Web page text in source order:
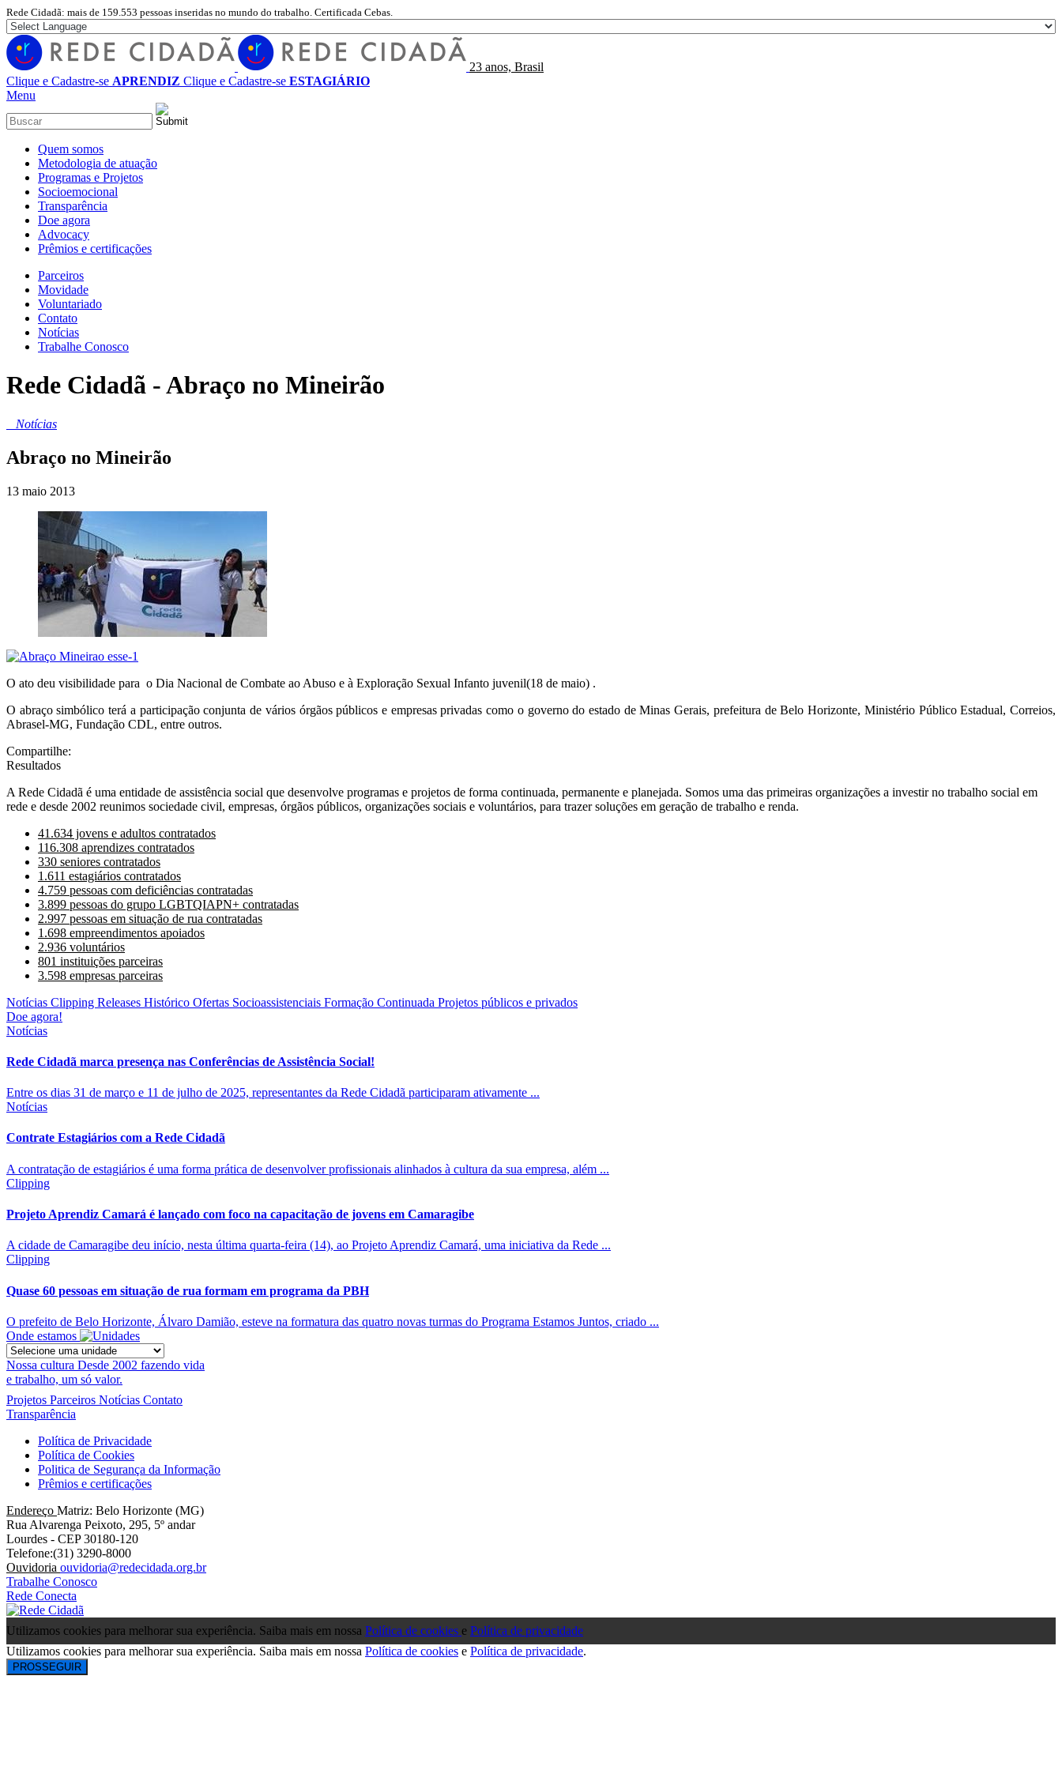
Rede Cidadã: mais de 159.553 pessoas inseridas no mundo do trabalho. Certificada Cebas.
23 anos, Brasil
Clique e Cadastre-se APRENDIZ Clique e Cadastre-se ESTAGIÁRIO
Menu
Quem somos
Metodologia de atuação
Programas e Projetos
Socioemocional
Transparência
Doe agora
Advocacy
Prêmios e certificações
Parceiros
Movidade
Voluntariado
Contato
Notícias
Trabalhe Conosco
Rede Cidadã - Abraço no Mineirão
Notícias
Abraço no Mineirão
13 maio 2013
O ato deu visibilidade para o Dia Nacional de Combate ao Abuso e à Exploração Sexual Infanto juvenil(18 de maio) .
O abraço simbólico terá a participação conjunta de vários órgãos públicos e empresas privadas como o governo do estado de Minas Gerais, prefeitura de Belo Horizonte, Ministério Público Estadual, Correios,
Abrasel-MG, Fundação CDL, entre outros.
Compartilhe:
Resultados
A Rede Cidadã é uma entidade de assistência social que desenvolve programas e projetos de forma continuada, permanente e planejada. Somos uma das primeiras organizações a investir no trabalho social em
rede e desde 2002 reunimos sociedade civil, empresas, órgãos públicos, organizações sociais e voluntários, para trazer soluções em geração de trabalho e renda.
41.634 jovens e adultos contratados
116.308 aprendizes contratados
330 seniores contratados
1.611 estagiários contratados
4.759 pessoas com deficiências contratadas
3.899 pessoas do grupo LGBTQIAPN+ contratadas
2.997 pessoas em situação de rua contratadas
1.698 empreendimentos apoiados
2.936 voluntários
801 instituições parceiras
3.598 empresas parceiras
Notícias Clipping Releases Histórico Ofertas Socioassistenciais Formação Continuada Projetos públicos e privados
Doe agora!
Notícias
Rede Cidadã marca presença nas Conferências de Assistência Social!
Entre os dias 31 de março e 11 de julho de 2025, representantes da Rede Cidadã participaram ativamente ...
Notícias
Contrate Estagiários com a Rede Cidadã
A contratação de estagiários é uma forma prática de desenvolver profissionais alinhados à cultura da sua empresa, além ...
Clipping
Projeto Aprendiz Camará é lançado com foco na capacitação de jovens em Camaragibe
A cidade de Camaragibe deu início, nesta última quarta-feira (14), ao Projeto Aprendiz Camará, uma iniciativa da Rede ...
Clipping
Quase 60 pessoas em situação de rua formam em programa da PBH
O prefeito de Belo Horizonte, Álvaro Damião, esteve na formatura das quatro novas turmas do Programa Estamos Juntos, criado ...
Onde estamos
Nossa cultura Desde 2002 fazendo vida
e trabalho, um só valor.
Projetos Parceiros Notícias Contato
Transparência
Política de Privacidade
Política de Cookies
Politica de Segurança da Informação
Prêmios e certificações
Endereço Matriz: Belo Horizonte (MG)
Rua Alvarenga Peixoto, 295, 5º andar
Lourdes - CEP 30180-120
Telefone:(31) 3290-8000
Ouvidoria ouvidoria@redecidada.org.br
Trabalhe Conosco
Rede Conecta
Utilizamos cookies para melhorar sua experiência. Saiba mais em nossa Política de cookies e Política de privacidade
Utilizamos cookies para melhorar sua experiência. Saiba mais em nossa Política de cookies e Política de privacidade.
PROSSEGUIR